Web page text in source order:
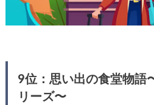
9位：思い出の食堂物語
リーズ〜